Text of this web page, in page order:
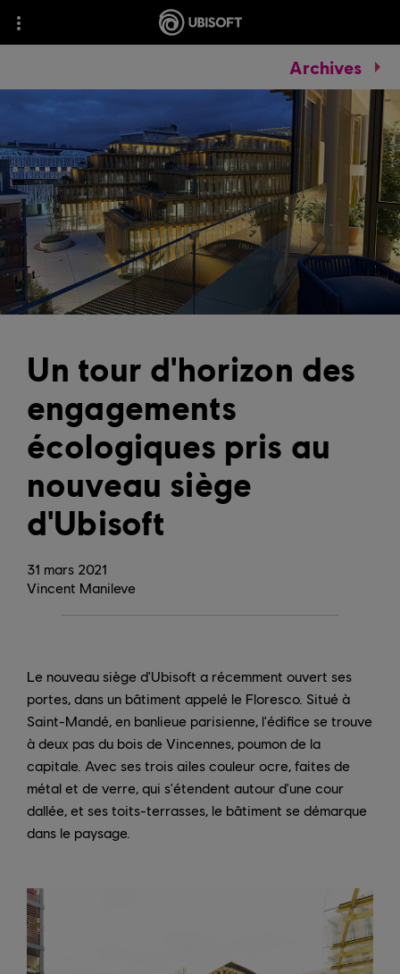
Archives
31 mars 2021
Un tour d'horizon des
engagements
écologiques pris au
nouveau siège
d'Ubisoft
Vincent Manileve
Le nouveau siège d'Ubisoft a récemment ouvert ses
portes, dans un bâtiment appelé le Floresco. Situé à
Saint-Mandé, en banlieue parisienne, l'édifice se trouve
à deux pas du bois de Vincennes, poumon de la
capitale. Avec ses trois ailes couleur ocre, faites de
métal et de verre, qui s'étendent autour d'une cour
dallée, et ses toits-terrasses, le bâtiment se démarque
dans le paysage.